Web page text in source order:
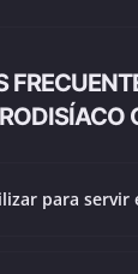
para servir